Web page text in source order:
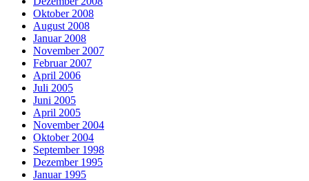
Oktober 2008
August 2008
Januar 2008
November 2007
Februar 2007
April 2006
Juli 2005
Juni 2005
April 2005
November 2004
Oktober 2004
September 1998
Dezember 1995
Januar 1995